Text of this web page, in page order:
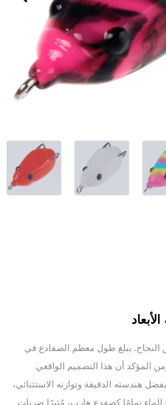
يبلغ طول معظم الضفادع في
المؤكد أن هذا التصميم الواقعي
هندسته الدقيقة وتوازنه الاستثنائي،
تمامًا كضفدع هارب، مُثيرًا ضربات